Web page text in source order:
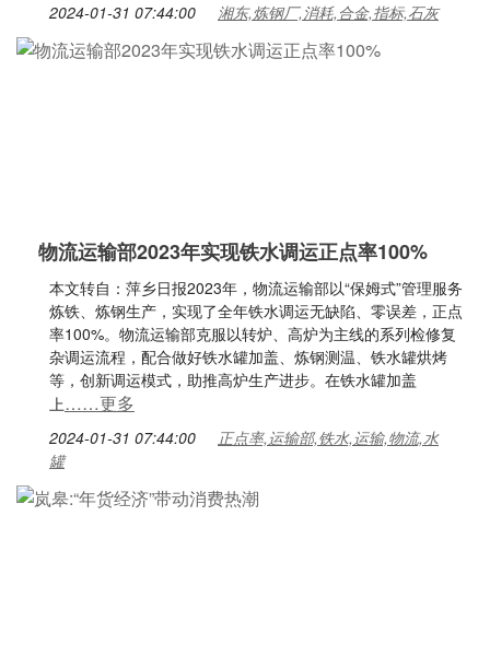
2024-01-31 07:44:00 湘东,炼钢厂,消耗,合金,指标,石灰
物流运输部2023年实现铁水调运正点率100%
本文转自：萍乡日报2023年，物流运输部以“保姆式”管理服务
炼铁、炼钢生产，实现了全年铁水调运无缺陷、零误差，正点
率100%。物流运输部克服以转炉、高炉为主线的系列检修复
杂调运流程，配合做好铁水罐加盖、炼钢测温、铁水罐烘烤
等，创新调运模式，助推高炉生产进步。在铁水罐加盖
上……更多
2024-01-31 07:44:00
正点率,运输部,铁水,运输,物流,水
罐